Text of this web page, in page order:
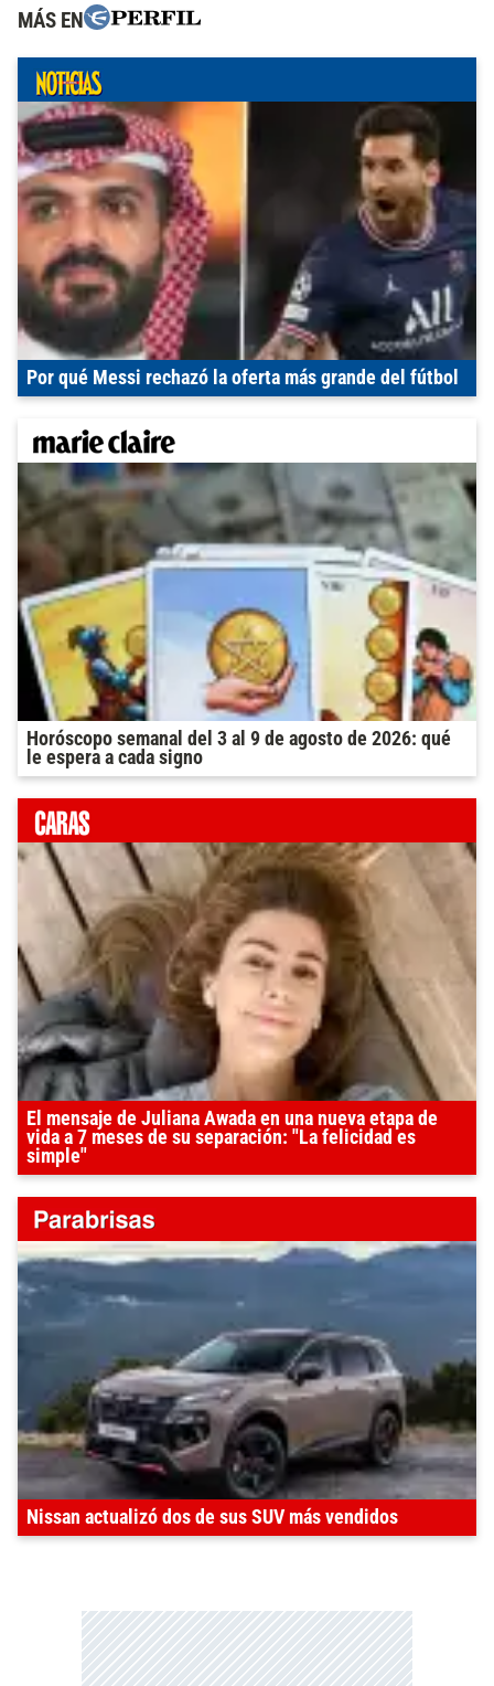
MÁS EN
Por qué Messi rechazó la oferta más grande del fútbol
Horóscopo semanal del 3 al 9 de agosto de 2026: qué
le espera a cada signo
El mensaje de Juliana Awada en una nueva etapa de
vida a 7 meses de su separación: "La felicidad es
simple"
Nissan actualizó dos de sus SUV más vendidos